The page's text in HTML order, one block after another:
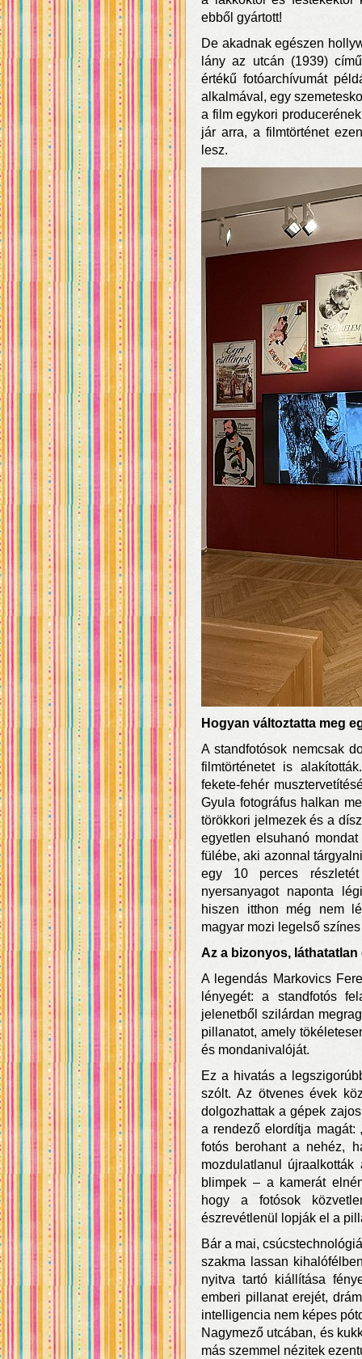
ebből gyártott!
De akadnak egészen
lány az utcán (1939)
értékű fotóarchívumát
alkalmával, egy
a film egykori
jár arra, a filmtörténet
lesz.
Hogyan változtatta meg
A standfotósok nemcsak
filmtörténetet is
fekete-fehér
Gyula fotográfus halkan
törökkori jelmezek és a
egyetlen elsuhanó
fülébe, aki azonnal
egy 10 perces
nyersanyagot naponta
hiszen itthon még nem
magyar mozi legelső
Az a bizonyos,
A legendás Markovics
lényegét: a standfotós
jelenetből szilárdan
pillanatot, amely
és mondanivalóját.
Ez a hivatás a
szólt. Az ötvenes évek
dolgozhattak a gépek
a rendező elordítja magát:
fotós berohant a nehéz,
mozdulatlanul
blimpek – a kamerát
hogy a fotósok
észrevétlenül lopják el a
Bár a mai,
szakma lassan
nyitva tartó kiállítása
emberi pillanat erejét,
intelligencia nem képes
Nagymező utcában, és
más szemmel nézitek